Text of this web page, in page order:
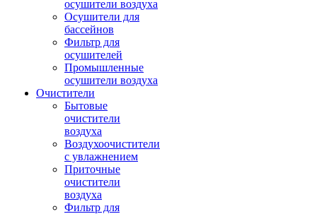
осушители воздуха
Осушители для
бассейнов
Фильтр для
осушителей
Промышленные
осушители воздуха
Очистители
Бытовые
очистители
воздуха
Воздухоочистители
с увлажнением
Приточные
очистители
воздуха
Фильтр для